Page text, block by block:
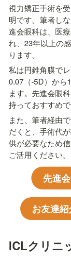
視力矯正手術を
明です。筆者し
進会眼科は、医
れ、23年以上の
ります。
私は円錐角膜で
0.07（-5D）から
ます。先進会眼
持っておすすめで
また、筆者経由
だくと、手術代
供が必要なため
ご活用ください。
先進
お友達紹
ICLクリニ